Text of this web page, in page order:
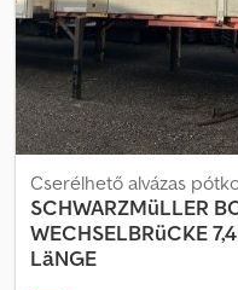
Cserélhető alvázas
SCHWARZMüLLER
WECHSELBRüCKE
LäNGE